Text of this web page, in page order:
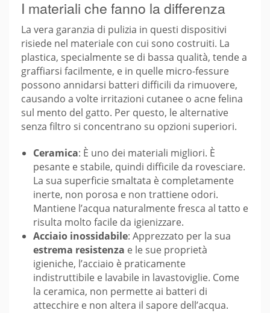
I materiali che fanno la differenza
La vera garanzia di pulizia in questi dispositivi
risiede nel materiale con cui sono costruiti. La
plastica, specialmente se di bassa qualità, tende a
graffiarsi facilmente, e in quelle micro-fessure
possono annidarsi batteri difficili da rimuovere,
causando a volte irritazioni cutanee o acne felina
sul mento del gatto. Per questo, le alternative
senza filtro si concentrano su opzioni superiori.
Ceramica: È uno dei materiali migliori. È
pesante e stabile, quindi difficile da rovesciare.
La sua superficie smaltata è completamente
inerte, non porosa e non trattiene odori.
Mantiene l’acqua naturalmente fresca al tatto e
risulta molto facile da igienizzare.
Acciaio inossidabile: Apprezzato per la sua
estrema resistenza e le sue proprietà
igieniche, l’acciaio è praticamente
indistruttibile e lavabile in lavastoviglie. Come
la ceramica, non permette ai batteri di
attecchire e non altera il sapore dell’acqua.